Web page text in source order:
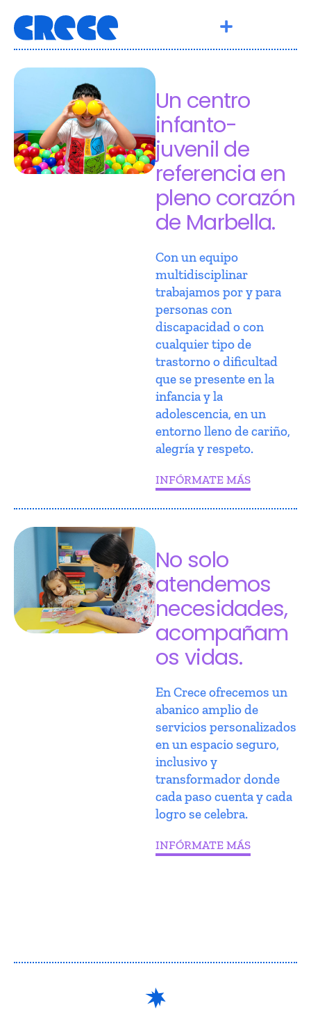
Un centro
infanto-
juvenil de
referencia en
pleno corazón
de Marbella.
Con un equipo
multidisciplinar
trabajamos por y para
personas con
discapacidad o con
cualquier tipo de
trastorno o dificultad
que se presente en la
infancia y la
adolescencia, en un
entorno lleno de cariño,
alegría y respeto.
INFÓRMATE MÁS
No solo
atendemos
necesidades,
acompañam
os vidas.
En Crece ofrecemos un
abanico amplio de
servicios personalizados
en un espacio seguro,
inclusivo y
transformador donde
cada paso cuenta y cada
logro se celebra.
INFÓRMATE MÁS